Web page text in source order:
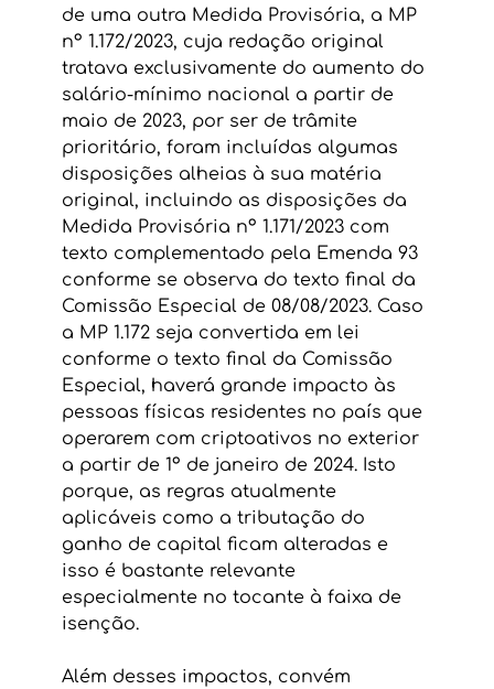
de uma outra Medida Provisória, a MP
nº 1.172/2023, cuja redação original
tratava exclusivamente do aumento do
salário-mínimo nacional a partir de
maio de 2023, por ser de trâmite
prioritário, foram incluídas algumas
disposições alheias à sua matéria
original, incluindo as disposições da
Medida Provisória nº 1.171/2023 com
texto complementado pela Emenda 93
conforme se observa do texto final da
Comissão Especial de 08/08/2023. Caso
a MP 1.172 seja convertida em lei
conforme o texto final da Comissão
Especial, haverá grande impacto às
pessoas físicas residentes no país que
operarem com criptoativos no exterior
a partir de 1º de janeiro de 2024. Isto
porque, as regras atualmente
aplicáveis como a tributação do
ganho de capital ficam alteradas e
isso é bastante relevante
especialmente no tocante à faixa de
isenção.
Além desses impactos, convém